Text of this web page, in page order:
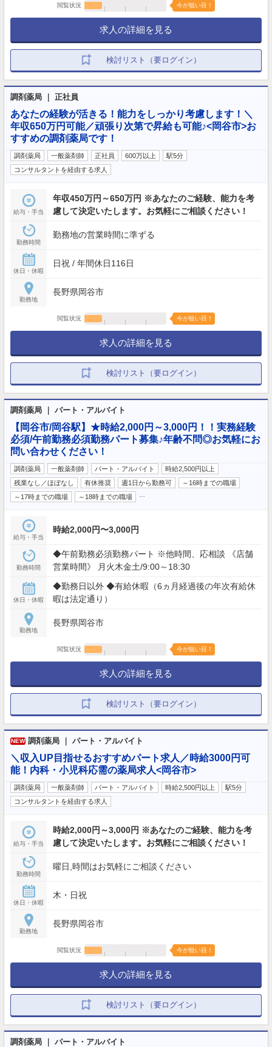
閲覧状況 今が狙い目！
求人の詳細を見る
検討リスト（要ログイン）
調剤薬局 ｜ 正社員
あなたの経験が活きる！能力をしっかり考慮します！＼
年収650万円可能／頑張り次第で昇給も可能♪<岡谷市>お
すすめの調剤薬局です！
調剤薬局 一般薬剤師 正社員 600万以上
駅5分
コンサルタントを経由する求人
給与・手当
年収450万円～650万円 ※あなたのご経験、能力を考
慮して決定いたします。お気軽にご相談ください！
勤務時間
勤務地の営業時間に準ずる
休日・休暇
日祝 / 年間休日116日
勤務地
長野県岡谷市
閲覧状況 今が狙い目！
求人の詳細を見る
検討リスト（要ログイン）
調剤薬局 ｜ パート・アルバイト
【岡谷市/岡谷駅】★時給2,000円～3,000円！！実務経験
必須/午前勤務必須勤務パート募集♪年齢不問◎お気軽にお
問い合わせください！
調剤薬局 一般薬剤師 パート・アルバイト
時給2,500円以上
残業なし／ほぼなし
有休推奨 週1日から勤務可
～16時までの職場
～17時までの職場
～18時までの職場
給与・手当
時給2,000円〜3,000円
勤務時間
◆午前勤務必須勤務パート ※他時間、応相談 《店舗
営業時間》 月火木金土/9:00～18:30
休日・休暇
◆勤務日以外 ◆有給休暇（6ヵ月経過後の年次有給休
暇は法定通り）
勤務地
長野県岡谷市
閲覧状況 今が狙い目！
求人の詳細を見る
検討リスト（要ログイン）
NEW 調剤薬局 ｜ パート・アルバイト
＼収入UP目指せるおすすめパート求人／時給3000円可
能！内科・小児科応需の薬局求人<岡谷市>
調剤薬局 一般薬剤師 パート・アルバイト 時給2,500円以上
駅5分
コンサルタントを経由する求人
給与・手当
時給2,000円～3,000円 ※あなたのご経験、能力を考
慮して決定いたします。お気軽にご相談ください！
勤務時間
曜日,時間はお気軽にご相談ください
休日・休暇
木・日祝
勤務地
長野県岡谷市
閲覧状況 今が狙い目！
求人の詳細を見る
検討リスト（要ログイン）
調剤薬局 ｜ パート・アルバイト